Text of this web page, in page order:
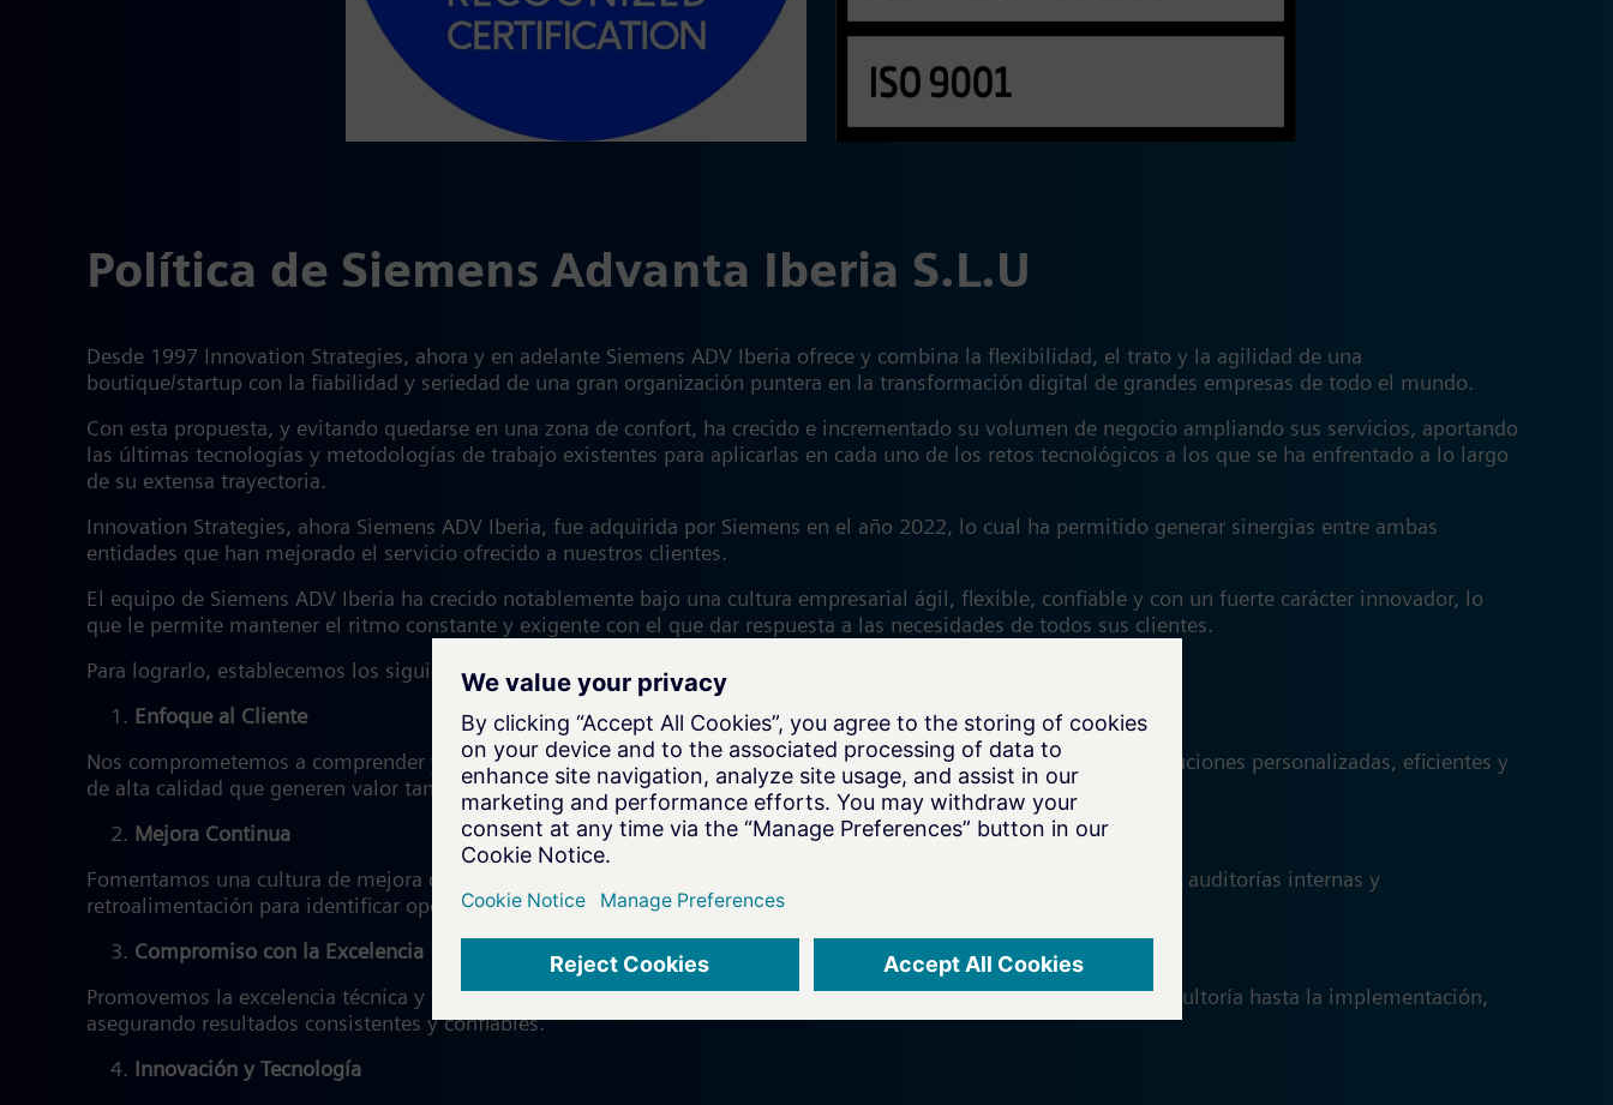
Política de Siemens Advanta Iberia S.L.U
Desde 1997 Innovation Strategies, ahora y en adelante Siemens ADV Iberia ofrece y combina la flexibilidad, el trato y la agilidad de una
boutique/startup con la fiabilidad y seriedad de una gran organización puntera en la transformación digital de grandes empresas de todo el mundo.
Con esta propuesta, y evitando quedarse en una zona de confort, ha crecido e incrementado su volumen de negocio ampliando sus servicios, aportando
las últimas tecnologías y metodologías de trabajo existentes para aplicarlas en cada uno de los retos tecnológicos a los que se ha enfrentado a lo largo
de su extensa trayectoria.
Innovation Strategies, ahora Siemens ADV Iberia, fue adquirida por Siemens en el año 2022, lo cual ha permitido generar sinergias entre ambas
entidades que han mejorado el servicio ofrecido a nuestros clientes.
El equipo de Siemens ADV Iberia ha crecido notablemente bajo una cultura empresarial ágil, flexible, confiable y con un fuerte carácter innovador, lo
que le permite mantener el ritmo constante y exigente con el que dar respuesta a las necesidades de todos sus clientes.
Para lograrlo, establecemos los siguientes principios como base de nuestro Sistema de Gestión de la Calidad:
Enfoque al Cliente
Nos comprometemos a comprender y satisfacer las necesidades y expectativas de nuestros clientes, entregando soluciones personalizadas, eficientes y
de alta calidad que generen valor tangible.
Mejora Continua
Fomentamos una cultura de mejora continua en todos nuestros procesos, productos y servicios, utilizando métricas, auditorías internas y
retroalimentación para identificar oportunidades de optimización.
Compromiso con la Excelencia
Promovemos la excelencia técnica y profesional en cada etapa del ciclo de vida de nuestros proyectos, desde la consultoría hasta la implementación,
asegurando resultados consistentes y confiables.
Innovación y Tecnología